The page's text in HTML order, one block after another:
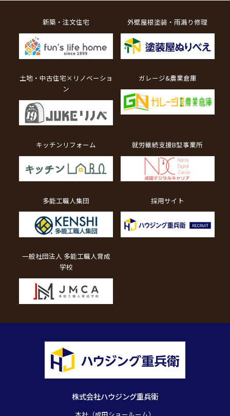
株式会社ハウジング重兵衛
新築・注文住宅 外壁屋根塗装・雨漏り修理
土地・中古住宅×リノベーショ
ン
ガレージ&農業倉庫
キッチンリフォーム 就労継続支援B型事業所
多能工職人集団 採用サイト
一般社団法人 多能工職人育成
学校